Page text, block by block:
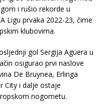
i rušio rekorde u
Ligu prvaka 2022-23, čime
klubovima.
gol Sergija Agüera u
osigurao prvi naslove
De Bruynea, Erlinga
City i dalje ostaje
nogometu.